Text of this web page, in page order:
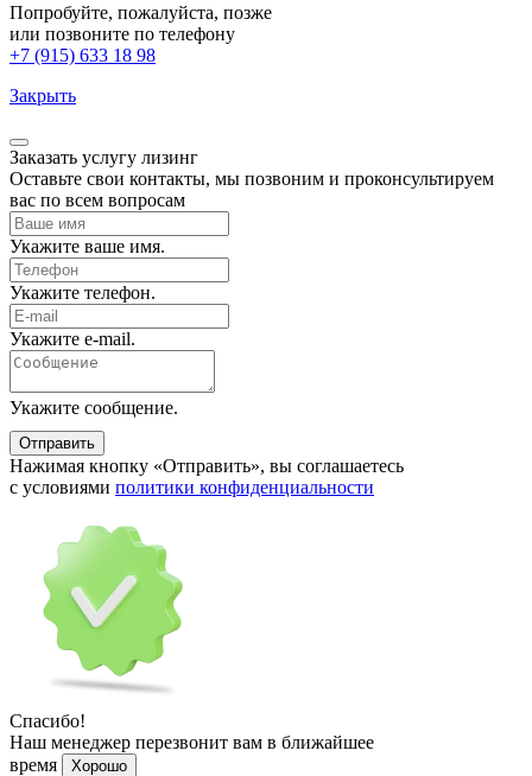
Попробуйте, пожалуйста, позже
или позвоните по телефону
+7 (915) 633 18 98
Закрыть
Заказать услугу лизинг
Оставьте свои контакты, мы позвоним и проконсультируем
вас по всем вопросам
Укажите ваше имя.
Укажите телефон.
Укажите e-mail.
Укажите сообщение.
Отправить
Нажимая кнопку «Отправить», вы соглашаетесь
с условиями политики конфиденциальности
Спасибо!
Наш менеджер перезвонит вам в ближайшее
время
Хорошо